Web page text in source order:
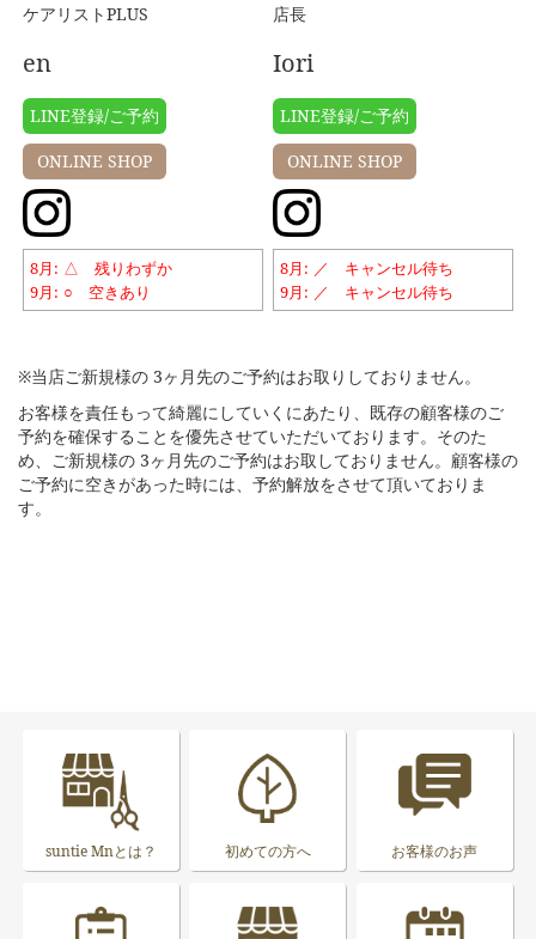
ケアリストPLUS
en
LINE登録/ご予約
ONLINE SHOP
8月
△ 残りわずか
9月
○ 空きあり
店長
Iori
LINE登録/ご予約
ONLINE SHOP
8月
／ キャンセル待ち
9月
／ キャンセル待ち
※当店ご新規様の 3ヶ月先のご予約はお取りしておりません。
お客様を責任もって綺麗にしていくにあたり、既存の顧客様のご
予約を確保することを優先させていただいております。そのた
め、ご新規様の 3ヶ月先のご予約はお取しておりません。顧客様の
ご予約に空きがあった時には、予約解放をさせて頂いておりま
す。
suntie Mnとは？ 初めての方へ お客様のお声